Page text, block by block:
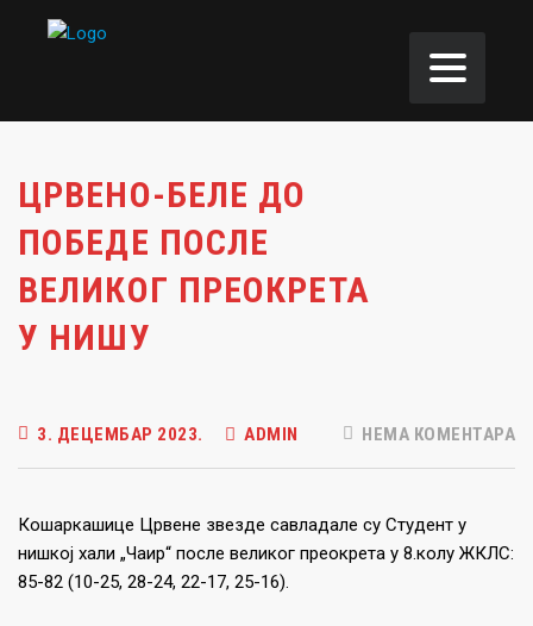
ЦРВЕНО-БЕЛЕ ДО
ПОБЕДЕ ПОСЛЕ
ВЕЛИКОГ ПРЕОКРЕТА
У НИШУ
3. ДЕЦЕМБАР 2023. ADMIN НЕМА КОМЕНТАРА
Кошаркашице Црвене звезде савладале су Студент у
нишкој хали „Чаир“ после великог преокрета у 8.колу ЖКЛС:
85-82 (10-25, 28-24, 22-17, 25-16).